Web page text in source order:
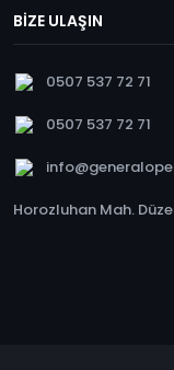
BİZE ULAŞIN
0507 537 72 71
0507 537 72 71
Horozluhan Mah.